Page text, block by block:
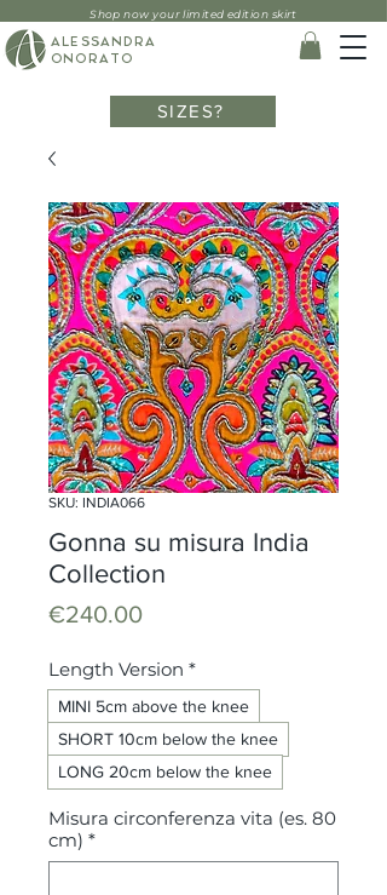
ALESSANDRA
ONORATO
Shop now your limited edition skirt
SIZES?
SKU: INDIA066
Gonna su misura India
Collection
€240.00Price
Length Version *
MINI 5cm above the knee
SHORT 10cm below the knee
LONG 20cm below the knee
Misura circonferenza vita (es. 80
cm) *